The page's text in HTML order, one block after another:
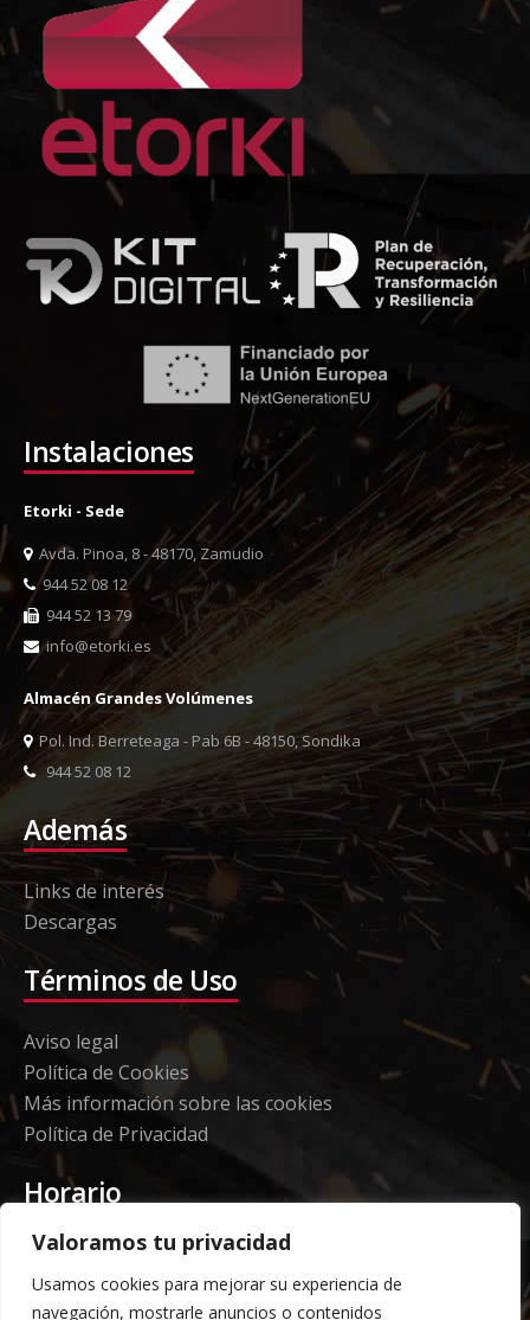
Valoramos tu privacidad
Usamos cookies para mejorar su experiencia de
navegación, mostrarle anuncios o contenidos
Instalaciones
Etorki - Sede
Avda. Pinoa, 8 - 48170, Zamudio
944 52 08 12
944 52 13 79
info@etorki.es
Almacén Grandes Volúmenes
Pol. Ind. Berreteaga - Pab 6B - 48150, Sondika
944 52 08 12
Además
Links de interés
Descargas
Términos de Uso
Aviso legal
Política de Cookies
Más información sobre las cookies
Política de Privacidad
Horario
Etorki - Sede
Lunes a jueves 08:00 a 16:00